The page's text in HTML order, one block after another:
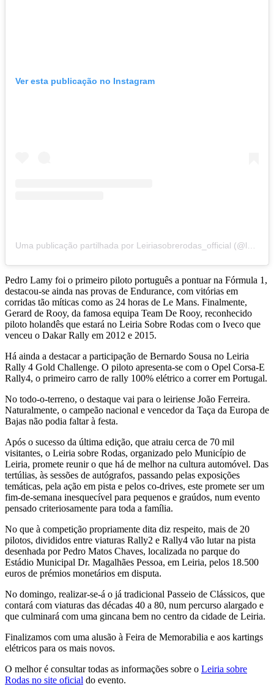
Ver esta publicação no Instagram
Pedro Lamy foi o primeiro piloto português a pontuar na Fórmula 1,
destacou-se ainda nas provas de Endurance, com vitórias em
corridas tão míticas como as 24 horas de Le Mans. Finalmente,
Gerard de Rooy, da famosa equipa Team De Rooy, reconhecido
piloto holandês que estará no Leiria Sobre Rodas com o Iveco que
venceu o Dakar Rally em 2012 e 2015.
Há ainda a destacar a participação de Bernardo Sousa no Leiria
Rally 4 Gold Challenge. O piloto apresenta-se com o Opel Corsa-E
Rally4, o primeiro carro de rally 100% elétrico a correr em Portugal.
No todo-o-terreno, o destaque vai para o leiriense João Ferreira.
Naturalmente, o campeão nacional e vencedor da Taça da Europa de
Bajas não podia faltar à festa.
Após o sucesso da última edição, que atraiu cerca de 70 mil
visitantes, o Leiria sobre Rodas, organizado pelo Município de
Leiria, promete reunir o que há de melhor na cultura automóvel. Das
tertúlias, às sessões de autógrafos, passando pelas exposições
temáticas, pela ação em pista e pelos co-drives, este promete ser um
fim-de-semana inesquecível para pequenos e graúdos, num evento
pensado criteriosamente para toda a família.
No que à competição propriamente dita diz respeito, mais de 20
pilotos, divididos entre viaturas Rally2 e Rally4 vão lutar na pista
desenhada por Pedro Matos Chaves, localizada no parque do
Estádio Municipal Dr. Magalhães Pessoa, em Leiria, pelos 18.500
euros de prémios monetários em disputa.
No domingo, realizar-se-á o já tradicional Passeio de Clássicos, que
contará com viaturas das décadas 40 a 80, num percurso alargado e
que culminará com uma gincana bem no centro da cidade de Leiria.
Finalizamos com uma alusão à Feira de Memorabilia e aos kartings
elétricos para os mais novos.
O melhor é consultar todas as informações sobre o Leiria sobre
Rodas no site oficial do evento.